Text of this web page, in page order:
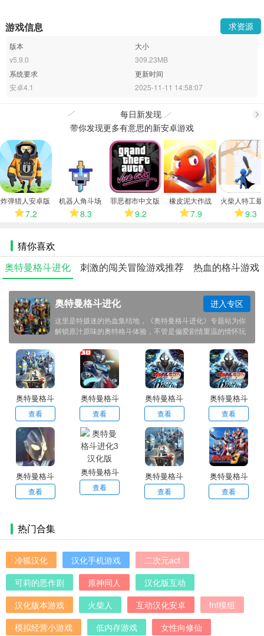
游戏信息 求资源
版本
v5.9.0
大小
309.23MB
系统要求
安卓4.1
更新时间
2025-11-11 14:58:07
每日新发现
多
带你发现更多有意思的新安卓游戏
炸弹猎人安卓版
7.2
机器人角斗场
8.3
罪恶都市中文版
9.2
橡皮泥大作战
2026
7.9
火柴人特工
版9.3
猜你喜欢
奥特曼格斗进化
刺激的闯关冒险游戏推荐 热血的格斗游戏
奥特曼格斗进化
这里是特摄迷的热血集结地，《奥特曼格斗进化》专题站为你
解锁原汁原味的奥特格斗体验，不管是偏爱剧情重温的情怀玩
家，还是冲击全球榜单的竞技大神，都能在此书写专属光之传
进入专区
奥特曼格斗
进化0正版
查看
奥特曼格斗
进化2
查看
奥特曼格斗
进化重生中
文版
查看
奥特曼格斗
进化重生完
整版
查看
奥特曼格斗
进化4中文
查看
奥特曼格斗
进化3汉化
查看
奥特曼格斗
进化0中文
查看
奥特曼格斗
进化3中文
查看
热门合集
冷狐汉化 汉化手机游戏
二次元act
可莉的恶作剧
原神同人
汉化版互动
汉化版本游戏
火柴人 互动汉化安卓
fnf模组
模拟经营小游戏
低内存游戏
女性向修仙